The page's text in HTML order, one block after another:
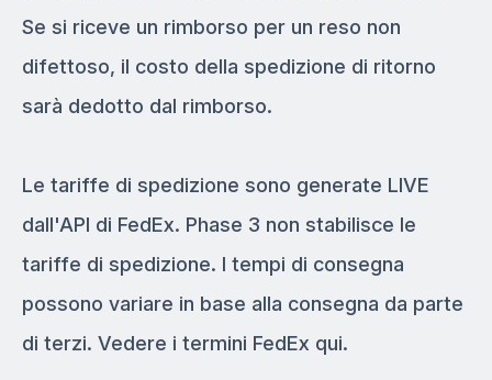
Se si riceve un rimborso per un reso non
difettoso, il costo della spedizione di ritorno
sarà dedotto dal rimborso.
Le tariffe di spedizione sono generate LIVE
dall'API di FedEx. Phase 3 non stabilisce le
tariffe di spedizione. I tempi di consegna
possono variare in base alla consegna da parte
di terzi. Vedere i termini FedEx qui.